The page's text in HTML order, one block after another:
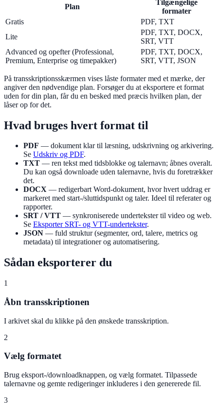
Plan
Tilgængelige
formater
Gratis
PDF, TXT
Lite
PDF, TXT, DOCX,
SRT, VTT
Advanced og opefter (Professional,
Premium, Enterprise og timepakker)
PDF, TXT, DOCX,
SRT, VTT, JSON
På transskriptionsskærmen vises låste formater med et mærke, der
angiver den nødvendige plan. Forsøger du at eksportere et format
uden for din plan, får du en besked med præcis hvilken plan, der
låser op for det.
Hvad bruges hvert format til
PDF — dokument klar til læsning, udskrivning og arkivering.
Se Udskriv og PDF.
TXT — ren tekst med tidsblokke og talernavn; åbnes overalt.
Du kan også downloade uden talernavne, hvis du foretrækker
det.
DOCX — redigerbart Word-dokument, hvor hvert uddrag er
markeret med start-/sluttidspunkt og taler. Ideel til referater og
rapporter.
SRT / VTT — synkroniserede undertekster til video og web.
Se Eksporter SRT- og VTT-undertekster.
JSON — fuld struktur (segmenter, ord, talere, metrics og
metadata) til integrationer og automatisering.
Sådan eksporterer du
1
Åbn transskriptionen
I arkivet skal du klikke på den ønskede transskription.
2
Vælg formatet
Brug eksport-/downloadknappen, og vælg formatet. Tilpassede
talernavne og gemte redigeringer inkluderes i den genererede fil.
3